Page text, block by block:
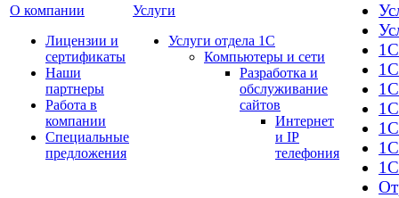
О компании
Лицензии и
сертификаты
Наши
партнеры
Работа в
компании
Специальные
предложения
Услуги
Услуги отдела 1С
Компьютеры и сети
Разработка и
обслуживание
сайтов
Интернет
и IP
телефония